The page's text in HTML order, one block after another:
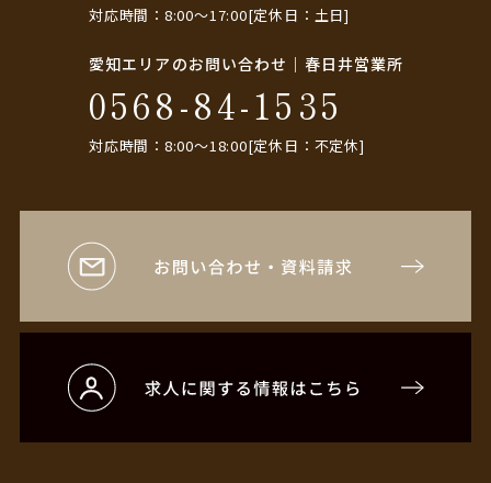
対応時間：8:00〜17:00[定休日：土日]
愛知エリアのお問い合わせ｜春日井営業所
0568-84-1535
対応時間：8:00〜18:00[定休日：不定休]